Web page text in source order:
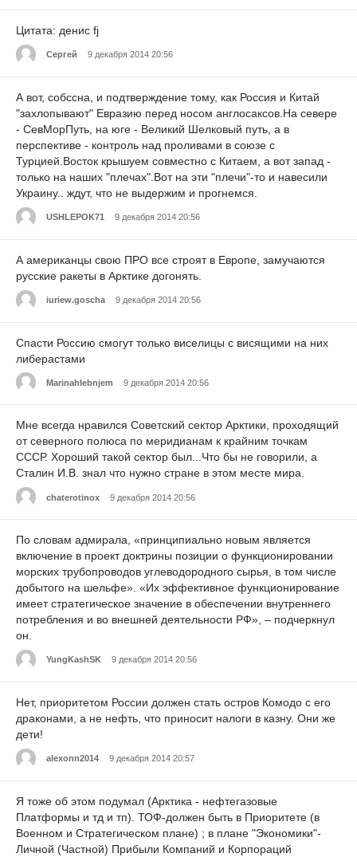
Цитата: денис fj
Cергей 9 декабря 2014 20:56
А вот, собссна, и подтверждение тому, как Россия и Китай
"захлопывают" Евразию перед носом англосаксов.На севере
- СевМорПуть, на юге - Великий Шелковый путь, а в
перспективе - контроль над проливами в союзе с
Турцией.Восток крышуем совместно с Китаем, а вот запад -
только на наших "плечах".Вот на эти "плечи"-то и навесили
Украину.. ждут, что не выдержим и прогнемся.
USHLEPOK71 9 декабря 2014 20:56
А американцы свою ПРО все строят в Европе, замучаются
русские ракеты в Арктике догонять.
iuriew.goscha 9 декабря 2014 20:56
Спасти Россию смогут только виселицы с висящими на них
либерастами
Marinahlebnjem 9 декабря 2014 20:56
Мне всегда нравился Советский сектор Арктики, проходящий
от северного полюса по меридианам к крайним точкам
СССР. Хороший такой сектор был...Что бы не говорили, а
Сталин И.В. знал что нужно стране в этом месте мира.
chaterotinox 9 декабря 2014 20:56
По словам адмирала, «принципиально новым является
включение в проект доктрины позиции о функционировании
морских трубопроводов углеводородного сырья, в том числе
добытого на шельфе». «Их эффективное функционирование
имеет стратегическое значение в обеспечении внутреннего
потребления и во внешней деятельности РФ», – подчеркнул
он.
YungKashSK 9 декабря 2014 20:56
Нет, приоритетом России должен стать остров Комодо с его
драконами, а не нефть, что приносит налоги в казну. Они же
дети!
alexonn2014 9 декабря 2014 20:57
Я тоже об этом подумал (Арктика - нефтегазовые
Платформы и тд и тп). ТОФ-должен быть в Приоритете (в
Военном и Стратегическом плане) ; в плане "Экономики"-
Личной (Частной) Прибыли Компаний и Корпораций